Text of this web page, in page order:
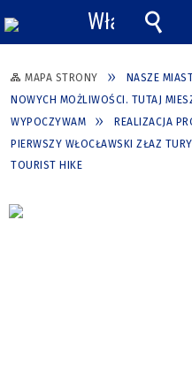
MAPA STRONY NASZE
NOWYCH MOŻLIWOŚCI. TUTAJ
WYPOCZYWAM
REALIZACJA
PIERWSZY WŁOCŁAWSKI ZŁAZ
TOURIST HIKE
Włącz